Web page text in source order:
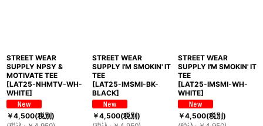
STREET WEAR
SUPPLY NPSY &
MOTIVATE TEE
[LAT25-NHMTV-WH-
WHITE]
￥4,500(税別)
STREET WEAR
SUPPLY I'M SMOKIN' IT
TEE
[LAT25-IMSMI-BK-
BLACK]
￥4,500(税別)
STREET WEAR
SUPPLY I'M SMOKIN' IT
TEE
[LAT25-IMSMI-WH-
WHITE]
￥4,500(税別)